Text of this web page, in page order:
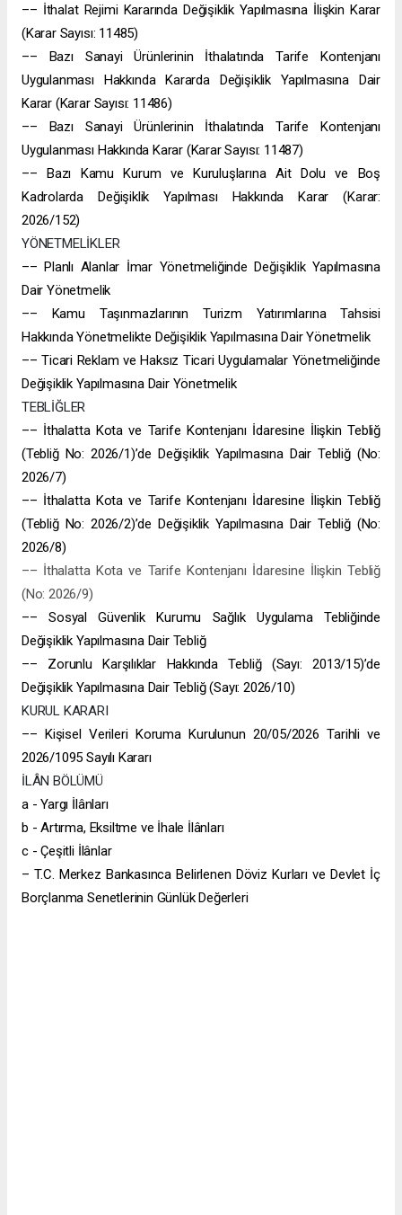
–– İthalat Rejimi Kararında Değişiklik Yapılmasına İlişkin Karar
(Karar Sayısı: 11485)
–– Bazı Sanayi Ürünlerinin İthalatında Tarife Kontenjanı
Uygulanması Hakkında Kararda Değişiklik Yapılmasına Dair
Karar (Karar Sayısı: 11486)
–– Bazı Sanayi Ürünlerinin İthalatında Tarife Kontenjanı
Uygulanması Hakkında Karar (Karar Sayısı: 11487)
–– Bazı Kamu Kurum ve Kuruluşlarına Ait Dolu ve Boş
Kadrolarda Değişiklik Yapılması Hakkında Karar (Karar:
2026/152)
YÖNETMELİKLER
–– Planlı Alanlar İmar Yönetmeliğinde Değişiklik Yapılmasına
Dair Yönetmelik
–– Kamu Taşınmazlarının Turizm Yatırımlarına Tahsisi
Hakkında Yönetmelikte Değişiklik Yapılmasına Dair Yönetmelik
–– Ticari Reklam ve Haksız Ticari Uygulamalar Yönetmeliğinde
Değişiklik Yapılmasına Dair Yönetmelik
TEBLİĞLER
–– İthalatta Kota ve Tarife Kontenjanı İdaresine İlişkin Tebliğ
(Tebliğ No: 2026/1)’de Değişiklik Yapılmasına Dair Tebliğ (No:
2026/7)
–– İthalatta Kota ve Tarife Kontenjanı İdaresine İlişkin Tebliğ
(Tebliğ No: 2026/2)’de Değişiklik Yapılmasına Dair Tebliğ (No:
2026/8)
–– İthalatta Kota ve Tarife Kontenjanı İdaresine İlişkin Tebliğ
(No: 2026/9)
–– Sosyal Güvenlik Kurumu Sağlık Uygulama Tebliğinde
Değişiklik Yapılmasına Dair Tebliğ
–– Zorunlu Karşılıklar Hakkında Tebliğ (Sayı: 2013/15)’de
Değişiklik Yapılmasına Dair Tebliğ (Sayı: 2026/10)
KURUL KARARI
–– Kişisel Verileri Koruma Kurulunun 20/05/2026 Tarihli ve
2026/1095 Sayılı Kararı
İLÂN BÖLÜMÜ
a - Yargı İlânları
b - Artırma, Eksiltme ve İhale İlânları
c - Çeşitli İlânlar
– T.C. Merkez Bankasınca Belirlenen Döviz Kurları ve Devlet İç
Borçlanma Senetlerinin Günlük Değerleri